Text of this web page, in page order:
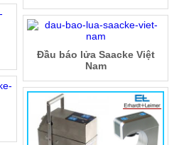
Đầu báo lửa Saacke Việt
Nam